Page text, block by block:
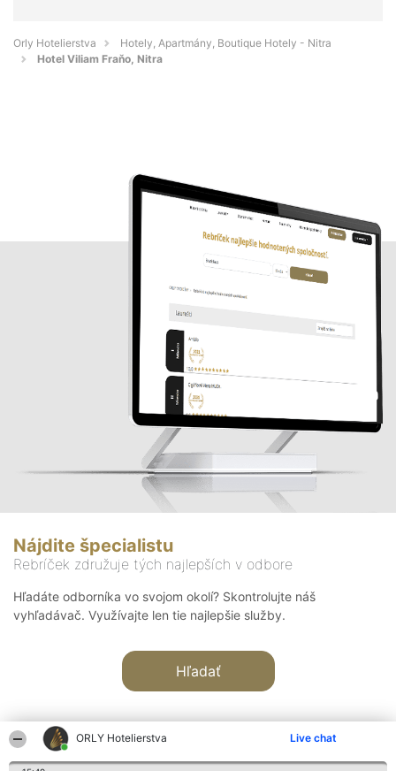
ORLY Hotelierstva Live chat
Orly Hotelierstva
Hotely, Apartmány, Boutique Hotely - Nitra
Hotel Viliam Fraňo, Nitra
Nájdite špecialistu
Rebríček združuje tých najlepších v odbore
Hľadáte odborníka vo svojom okolí? Skontrolujte náš
vyhľadávač. Využívajte len tie najlepšie služby.
Hľadať